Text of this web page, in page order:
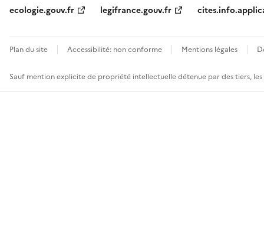
ecologie.gouv.fr
legifrance.gouv.fr
Plan du site Accessibilité: non conforme Mentions légales
Sauf mention explicite de propriété intellectuelle détenue par des tiers,